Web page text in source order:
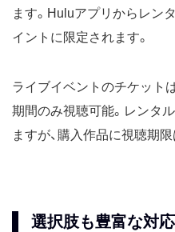
ます。Huluアプリからレン
イントに限定されます。
ライブイベントのチケット
期間のみ視聴可能。レンタ
ますが、購入作品に視聴期限
選択肢も豊富な対